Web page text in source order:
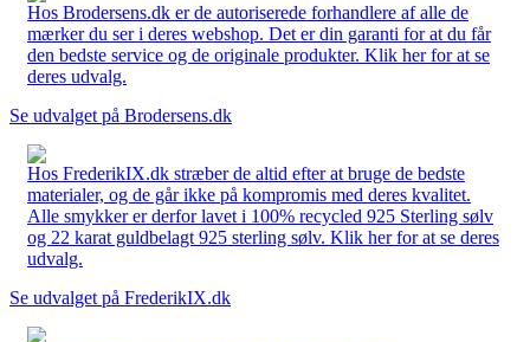
Hos Brodersens.dk er de autoriserede forhandlere af alle de
mærker du ser i deres webshop. Det er din garanti for at du får
den bedste service og de originale produkter. Klik her for at se
deres udvalg.
Se udvalget på Brodersens.dk
Hos FrederikIX.dk stræber de altid efter at bruge de bedste
materialer, og de går ikke på kompromis med deres kvalitet.
Alle smykker er derfor lavet i 100% recycled 925 Sterling sølv
og 22 karat guldbelagt 925 sterling sølv. Klik her for at se deres
udvalg.
Se udvalget på FrederikIX.dk